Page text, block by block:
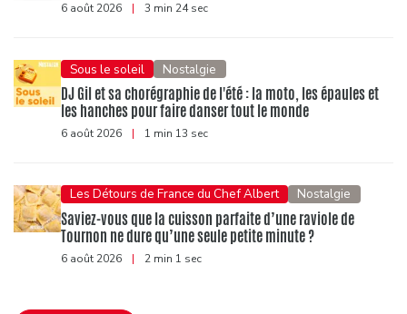
6 août 2026 | 3 min 24 sec
Sous le soleil Nostalgie
DJ Gil et sa chorégraphie de l'été : la moto, les épaules et
les hanches pour faire danser tout le monde
6 août 2026 | 1 min 13 sec
Les Détours de France du Chef Albert Nostalgie
Saviez-vous que la cuisson parfaite d’une raviole de
Tournon ne dure qu’une seule petite minute ?
6 août 2026 | 2 min 1 sec